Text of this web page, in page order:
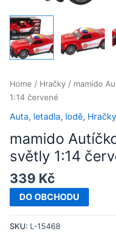
Home / Hračky / mamido
1:14 červené
Auta, letadla, lodě, Hračky
mamido
světly 1:14
339 Kč
DO OBCHODU
SKU: L-15468